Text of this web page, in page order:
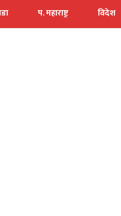
प. महाराष्ट्र विदेश